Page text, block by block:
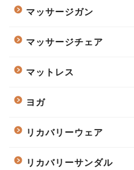
マッサージガン
マッサージチェア
マットレス
ヨガ
リカバリーウェア
リカバリーサンダル